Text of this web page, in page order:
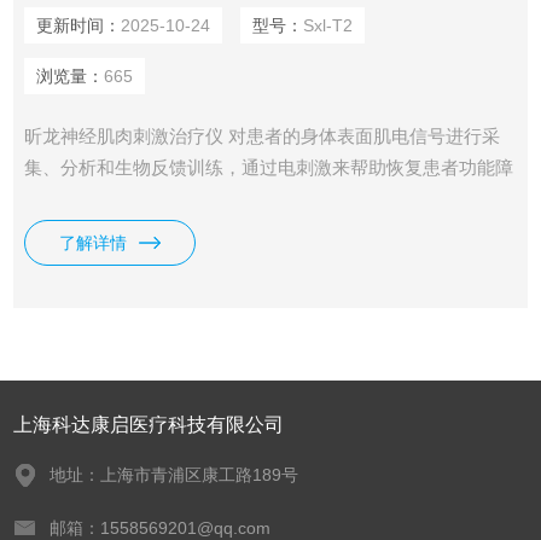
更新时间： 2025-10-24 型号： Sxl-T2
浏览量： 665
昕龙神经肌肉刺激治疗仪 对患者的身体表面肌电信号进行采
集、分析和生物反馈训练，通过电刺激来帮助恢复患者功能障
了解详情
上海科达康启医疗科技有限公司
地址：上海市青浦区康工路189号
邮箱：1558569201@qq.com